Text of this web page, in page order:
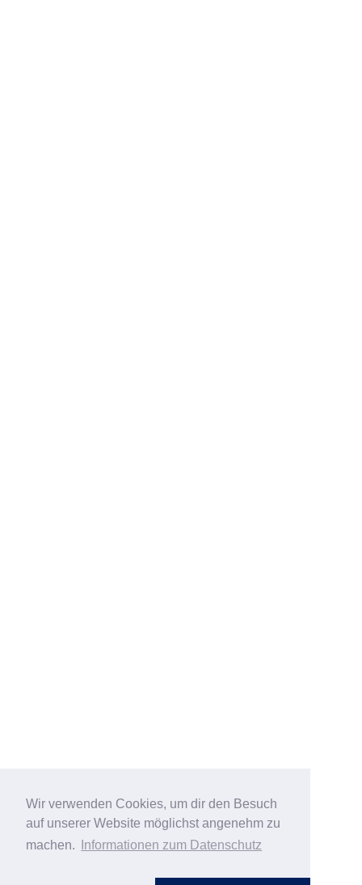
Wir verwenden Cookies, um dir den Besuch
auf unserer Website möglichst angenehm zu
machen.
Informationen zum Datenschutz